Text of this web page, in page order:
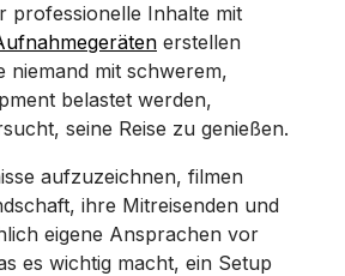
professionelle Inhalte mit
erstellen
niemand mit schwerem,
belastet werden,
seine Reise zu genießen.
aufzuzeichnen, filmen
ihre Mitreisenden und
eigene Ansprachen vor
es wichtig macht, ein Setup